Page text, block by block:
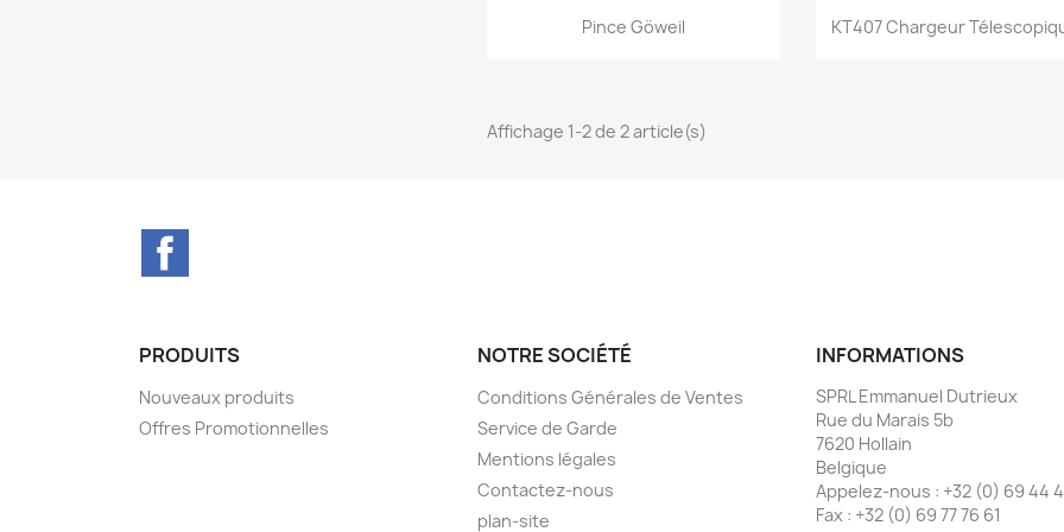
Aperçu rapide
Pince Göweil Aperçu rapide
KT407 Chargeur
Affichage 1-2 de 2 article(s)
PRODUITS
Nouveaux produits
Offres Promotionnelles
NOTRE SOCIÉTÉ
Conditions Générales de Ventes
Service de Garde
Mentions légales
Contactez-nous
plan-site
INFORMATIONS
SPRL Emmanuel Dutrieux
Rue du Marais 5b
7620 Hollain
Belgique
Appelez-nous : +32 (0) 69 44
Fax : +32 (0) 69 77 76 61